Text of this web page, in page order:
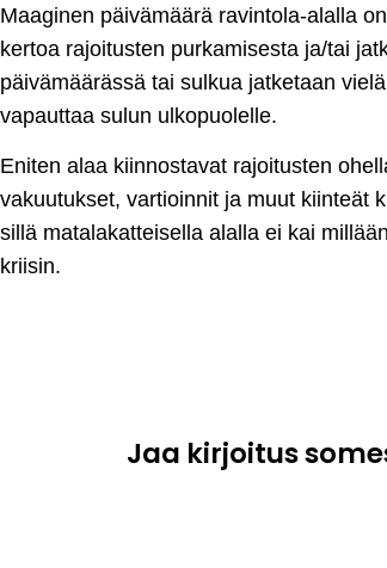
Maaginen päivämäärä ravintola-alalla
kertoa rajoitusten purkamisesta ja/tai
päivämäärässä tai sulkua jatketaan
vapauttaa sulun ulkopuolelle.
Eniten alaa kiinnostavat rajoitusten
vakuutukset, vartioinnit ja muut kiinteät
sillä matalakatteisella alalla ei kai
kriisin.
Jaa kirjoitus